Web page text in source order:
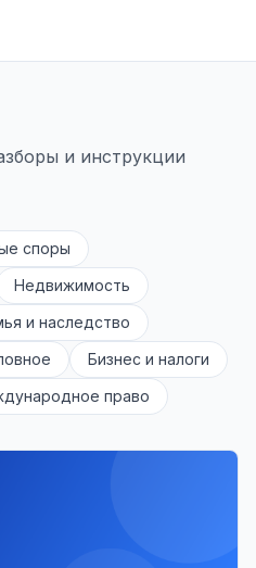
и инструкции
споры
Недвижимость
и наследство
Бизнес и налоги
право